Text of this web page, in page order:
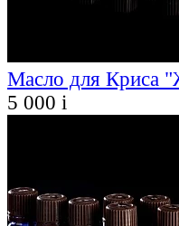
Масло для Криса
5 000 i